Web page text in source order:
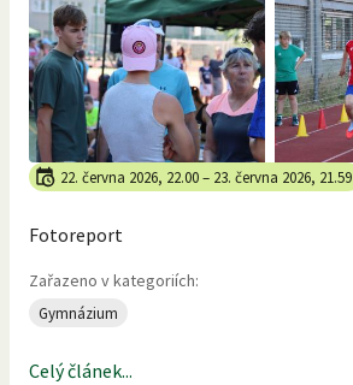
22. června 2026, 22.00– 23. června 2026, 21.59
Fotoreport
Zařazeno v kategoriích:
Gymnázium
Celý článek...